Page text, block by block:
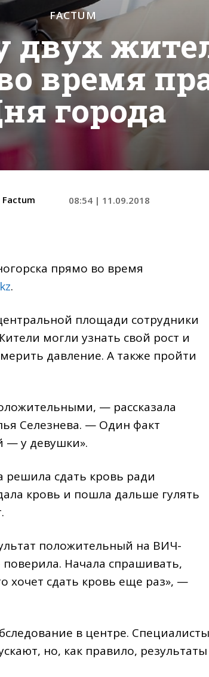
FACTUM
время
города
Factum 08:54 | 11.09.2018
прямо во время
.
площади сотрудники
могли узнать свой рост и
давление. А также пройти
— рассказала
Селезнева. — Один факт
— у девушки».
решила сдать кровь ради
кровь и пошла дальше гулять
положительный на ВИЧ-
Начала спрашивать,
хочет сдать кровь еще раз», —
в центре. Специалисты
но, как правило, результаты